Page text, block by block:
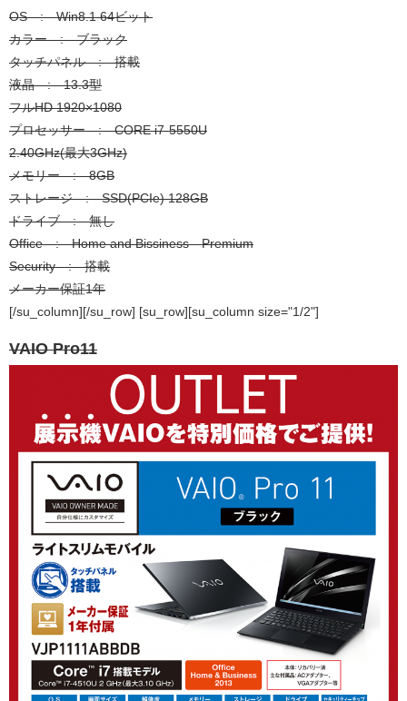
OS : Win8.1 64ビット
カラー : ブラック
タッチパネル : 搭載
液晶 : 13.3型
フルHD 1920×1080
プロセッサー : CORE i7-5550U
2.40GHz(最大3GHz)
メモリー : 8GB
ストレージ : SSD(PCIe) 128GB
ドライブ : 無し
Office : Home and Bissiness Premium
Security : 搭載
メーカー保証1年
[/su_column][/su_row] [su_row][su_column size="1/2"]
VAIO Pro11